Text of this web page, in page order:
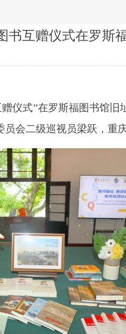
书互赠仪式在罗斯
仪式”在罗斯福图书馆旧
会二级巡视员梁跃，重